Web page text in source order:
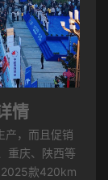
情
产，而且促销
重庆、陕西等
2025款420km